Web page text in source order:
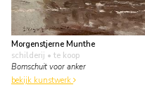
Morgenstjerne Munthe
schilderij • te koop
Bomschuit voor anker
bekijk kunstwerk